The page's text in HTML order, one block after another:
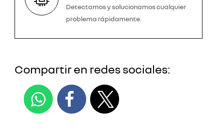
Detectamos y solucionamos cualquier
problema rápidamente.
Compartir en redes sociales: